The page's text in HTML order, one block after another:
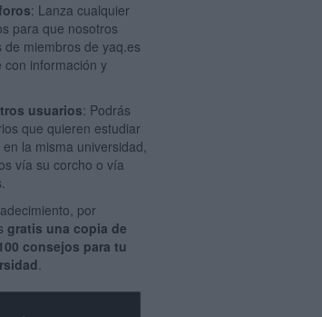
: Lanza cualquier
para que nosotros
de miembros de yaq.es
con información y
usuarios: Podrás
que quieren estudiar
la misma universidad,
vía su corcho o vía
por
gratis una copia de
consejos para tu
.